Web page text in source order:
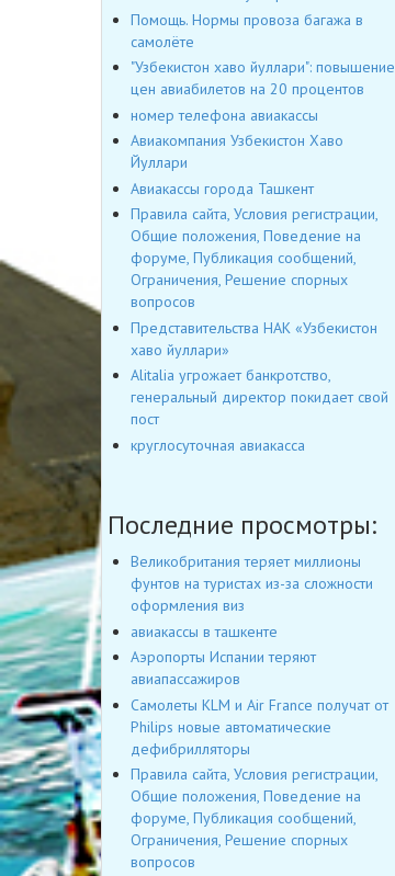
Помощь. Нормы провоза багажа в
самолёте
"Узбекистон хаво йуллари": повышение
цен авиабилетов на 20 процентов
номер телефона авиакассы
Авиакомпания Узбекистон Хаво
Йуллари
Авиакассы города Ташкент
Правила сайта, Условия регистрации,
Общие положения, Поведение на
форуме, Публикация сообщений,
Ограничения, Решение спорных
вопросов
Представительства НАК «Узбекистон
хаво йуллари»
Alitalia угрожает банкротство,
генеральный директор покидает свой
пост
круглосуточная авиакасса
Последние просмотры:
Великобритания теряет миллионы
фунтов на туристах из-за сложности
оформления виз
авиакассы в ташкенте
Аэропорты Испании теряют
авиапассажиров
Самолеты KLM и Air France получат от
Philips новые автоматические
дефибрилляторы
Правила сайта, Условия регистрации,
Общие положения, Поведение на
форуме, Публикация сообщений,
Ограничения, Решение спорных
вопросов